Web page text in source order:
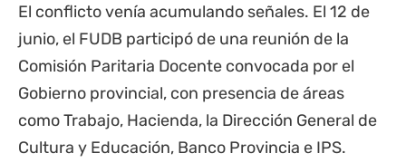
El conflicto venía acumulando señales. El 12 de
junio, el FUDB participó de una reunión de la
Comisión Paritaria Docente convocada por el
Gobierno provincial, con presencia de áreas
como Trabajo, Hacienda, la Dirección General de
Cultura y Educación, Banco Provincia e IPS.